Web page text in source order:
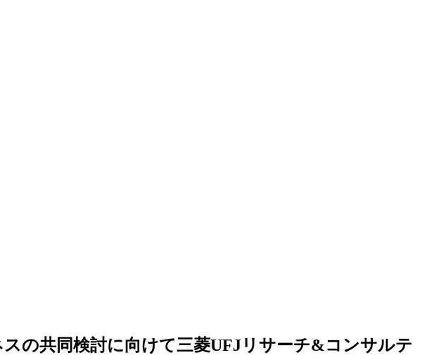
スの共同検討に向けて三菱UFJリサーチ&コンサルテ